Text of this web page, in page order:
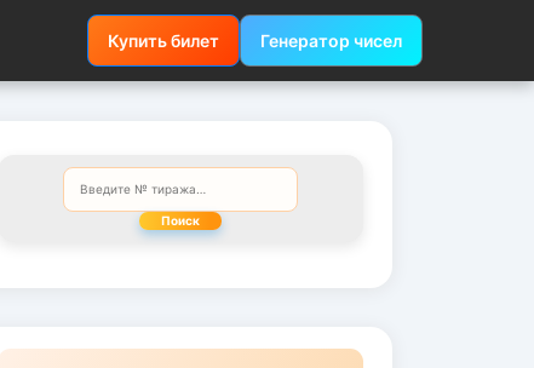
Купить билет Генератор чисел
Поиск